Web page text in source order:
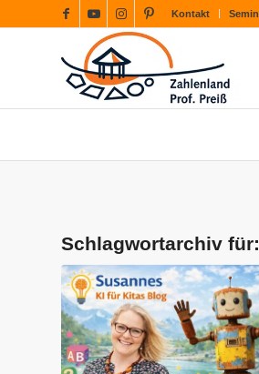
Kontakt
Schlagwortarchiv für: